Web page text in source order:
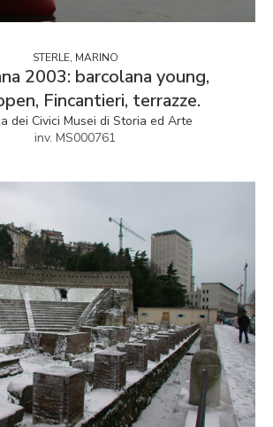
STERLE, MARINO
2003: barcolana young,
Fincantieri, terrazze.
dei Civici Musei di Storia ed Arte
inv. MS000761